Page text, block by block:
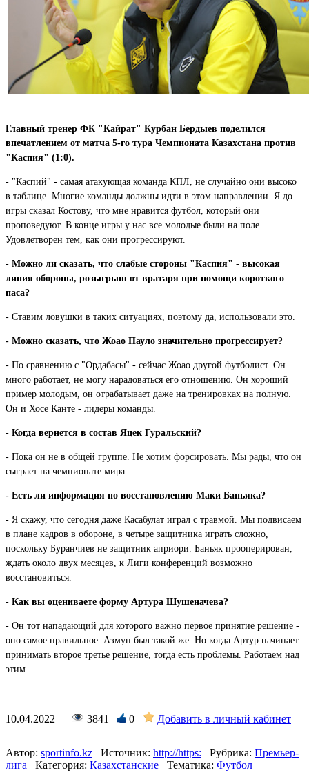
Главный тренер ФК "Кайрат" Курбан Бердыев поделился
впечатлением от матча 5-го тура Чемпионата Казахстана против
"Каспия" (1:0).
- "Каспий" - самая атакующая команда КПЛ, не случайно они высоко
в таблице. Многие команды должны идти в этом направлении. Я до
игры сказал Костову, что мне нравится футбол, который они
проповедуют. В конце игры у нас все молодые были на поле.
Удовлетворен тем, как они прогрессируют.
- Можно ли сказать, что слабые стороны "Каспия" - высокая
линия обороны, розыгрыш от вратаря при помощи короткого
паса?
- Ставим ловушки в таких ситуациях, поэтому да, использовали это.
- Можно сказать, что Жоао Пауло значительно прогрессирует?
- По сравнению с "Ордабасы" - сейчас Жоао другой футболист. Он
много работает, не могу нарадоваться его отношению. Он хороший
пример молодым, он отрабатывает даже на тренировках на полную.
Он и Хосе Канте - лидеры команды.
- Когда вернется в состав Яцек Гуральский?
- Пока он не в общей группе. Не хотим форсировать. Мы рады, что он
сыграет на чемпионате мира.
- Есть ли информация по восстановлению Маки Баньяка?
- Я скажу, что сегодня даже Касабулат играл с травмой. Мы подвисаем
в плане кадров в обороне, в четыре защитника играть сложно,
поскольку Буранчиев не защитник априори. Баньяк прооперирован,
ждать около двух месяцев, к Лиги конференций возможно
восстановиться.
- Как вы оцениваете форму Артура Шушеначева?
- Он тот нападающий для которого важно первое принятие решение -
оно самое правильное. Азмун был такой же. Но когда Артур начинает
принимать второе третье решение, тогда есть проблемы. Работаем над
этим.
10.04.2022 3841 0 Добавить в личный кабинет
Автор: sportinfo.kz Источник: http://https: Рубрика: Премьер-
лига
Категория: Казахстанские Тематика: Футбол